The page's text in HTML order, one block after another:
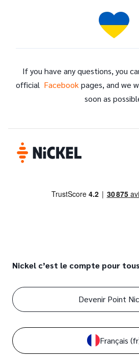
If you have any questions, you
official Facebook pages, and we
soon as
Nickel c’est le compte pour
Devenir Point
Français